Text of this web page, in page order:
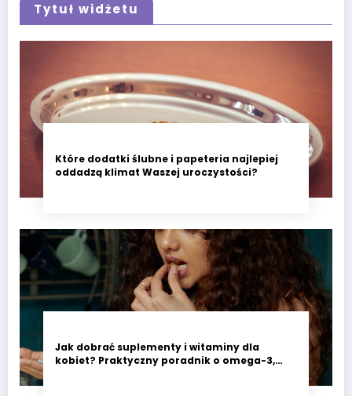
Tytuł widżetu
Które dodatki ślubne i papeteria najlepiej
oddadzą klimat Waszej uroczystości?
Jak dobrać suplementy i witaminy dla
kobiet? Praktyczny poradnik o omega-3,